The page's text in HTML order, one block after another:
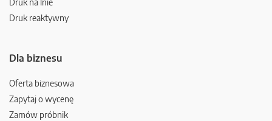
Druk na lnie
Druk reaktywny
Dla biznesu
Oferta biznesowa
Zapytaj o wycenę
Zamów próbnik